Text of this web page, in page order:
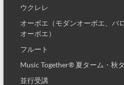
ウクレレ
オーボエ（モダンオーボエ、バ
オーボエ）
フルート
Music Together® 夏ターム・秋
並行受講